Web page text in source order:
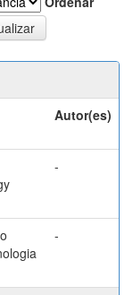
Autor(es)
-
-